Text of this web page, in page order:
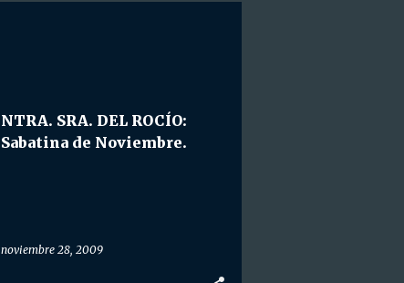
NTRA. SRA. DEL ROCÍO:
Sabatina de Noviembre.
noviembre 28, 2009